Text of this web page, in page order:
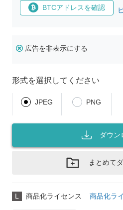
BTCアドレスを確認
広告を非表示にする
形式を選択してください
JPEG PNG
ダウン
まとめて
L 商品化ライセンス 商品化ラ